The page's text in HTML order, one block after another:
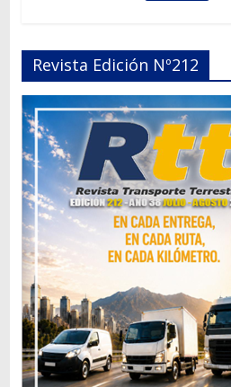
Revista Edición Nº212